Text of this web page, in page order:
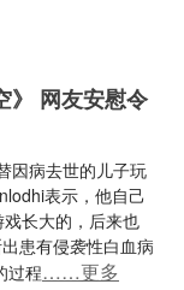
》 网友安慰令
因病去世的儿子玩
表示，他自己
长大的，后来也
患有侵袭性白血病
过程……更多